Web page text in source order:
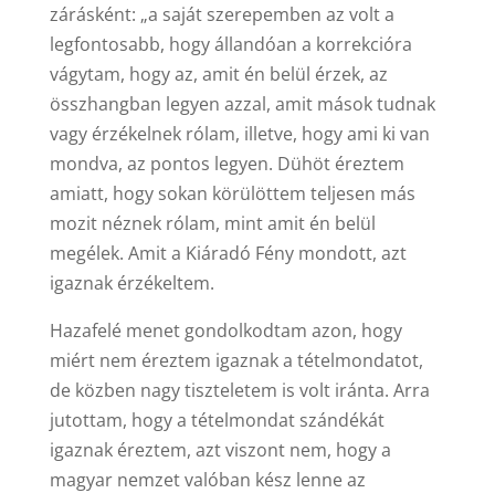
zárásként: „a saját szerepemben az volt a
legfontosabb, hogy állandóan a korrekcióra
vágytam, hogy az, amit én belül érzek, az
összhangban legyen azzal, amit mások tudnak
vagy érzékelnek rólam, illetve, hogy ami ki van
mondva, az pontos legyen. Dühöt éreztem
amiatt, hogy sokan körülöttem teljesen más
mozit néznek rólam, mint amit én belül
megélek. Amit a Kiáradó Fény mondott, azt
igaznak érzékeltem.
Hazafelé menet gondolkodtam azon, hogy
miért nem éreztem igaznak a tételmondatot,
de közben nagy tiszteletem is volt iránta. Arra
jutottam, hogy a tételmondat szándékát
igaznak éreztem, azt viszont nem, hogy a
magyar nemzet valóban kész lenne az